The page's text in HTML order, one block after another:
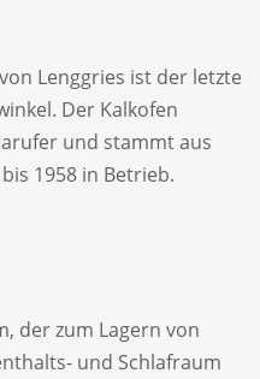
Lenggries ist der letzte
Der Kalkofen
und stammt aus
1958 in Betrieb.
der zum Lagern von
und Schlafraum